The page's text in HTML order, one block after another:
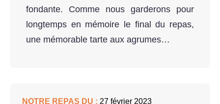
fondante. Comme nous garderons pour
longtemps en mémoire le final du repas,
une mémorable tarte aux agrumes…
NOTRE REPAS DU : 27 février 2023